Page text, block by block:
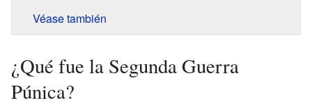
Véase también
¿Qué fue la Segunda Guerra
Púnica?